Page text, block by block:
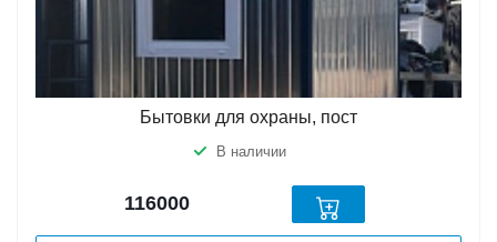
Бытовки для охраны, пост
В наличии
116000